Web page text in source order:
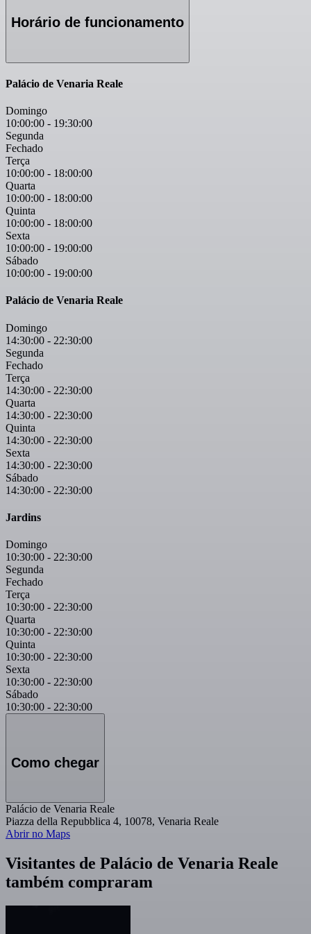
Horário de funcionamento
Palácio de Venaria Reale
Domingo
10:00:00 - 19:30:00
Segunda
Fechado
Terça
10:00:00 - 18:00:00
Quarta
10:00:00 - 18:00:00
Quinta
10:00:00 - 18:00:00
Sexta
10:00:00 - 19:00:00
Sábado
10:00:00 - 19:00:00
Palácio de Venaria Reale
Domingo
14:30:00 - 22:30:00
Segunda
Fechado
Terça
14:30:00 - 22:30:00
Quarta
14:30:00 - 22:30:00
Quinta
14:30:00 - 22:30:00
Sexta
14:30:00 - 22:30:00
Sábado
14:30:00 - 22:30:00
Jardins
Domingo
10:30:00 - 22:30:00
Segunda
Fechado
Terça
10:30:00 - 22:30:00
Quarta
10:30:00 - 22:30:00
Quinta
10:30:00 - 22:30:00
Sexta
10:30:00 - 22:30:00
Sábado
10:30:00 - 22:30:00
Como chegar
Palácio de Venaria Reale
Piazza della Repubblica 4, 10078, Venaria Reale
Abrir no Maps
Visitantes de Palácio de Venaria Reale
também compraram